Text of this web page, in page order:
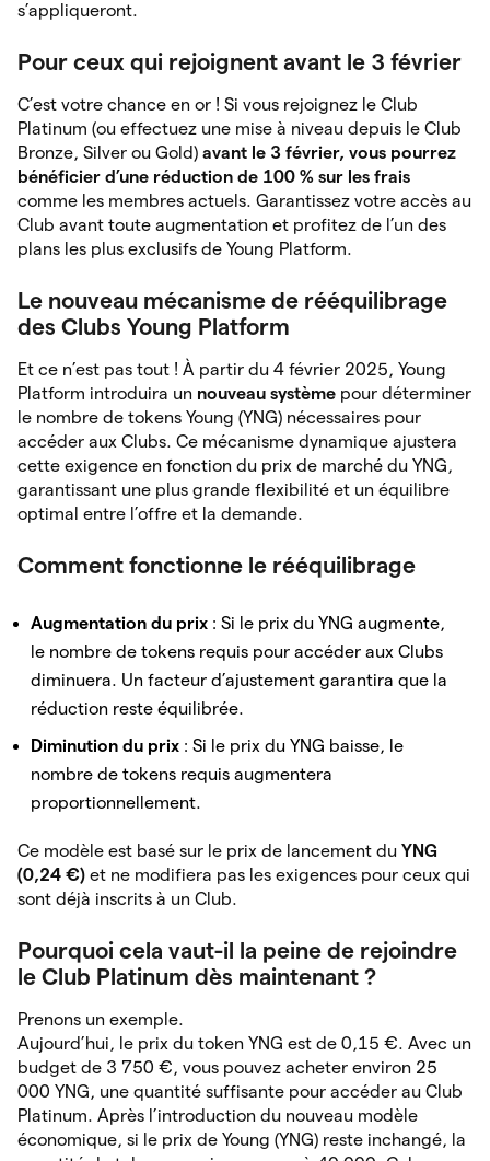
s’appliqueront.
Pour ceux qui rejoignent avant le 3 février
C’est votre chance en or ! Si vous rejoignez le Club
Platinum (ou effectuez une mise à niveau depuis le Club
Bronze, Silver ou Gold) avant le 3 février, vous pourrez
bénéficier d’une réduction de 100 % sur les frais
comme les membres actuels. Garantissez votre accès au
Club avant toute augmentation et profitez de l’un des
plans les plus exclusifs de Young Platform.
Le nouveau mécanisme de rééquilibrage
des Clubs Young Platform
Et ce n’est pas tout ! À partir du 4 février 2025, Young
Platform introduira un nouveau système pour déterminer
le nombre de tokens Young (YNG) nécessaires pour
accéder aux Clubs. Ce mécanisme dynamique ajustera
cette exigence en fonction du prix de marché du YNG,
garantissant une plus grande flexibilité et un équilibre
optimal entre l’offre et la demande.
Comment fonctionne le rééquilibrage
Augmentation du prix : Si le prix du YNG augmente,
le nombre de tokens requis pour accéder aux Clubs
diminuera. Un facteur d’ajustement garantira que la
réduction reste équilibrée.
Diminution du prix : Si le prix du YNG baisse, le
nombre de tokens requis augmentera
proportionnellement.
Ce modèle est basé sur le prix de lancement du YNG
(0,24 €) et ne modifiera pas les exigences pour ceux qui
sont déjà inscrits à un Club.
Pourquoi cela vaut-il la peine de rejoindre
le Club Platinum dès maintenant ?
Prenons un exemple.
Aujourd’hui, le prix du token YNG est de 0,15 €. Avec un
budget de 3 750 €, vous pouvez acheter environ 25
000 YNG, une quantité suffisante pour accéder au Club
Platinum. Après l’introduction du nouveau modèle
économique, si le prix de Young (YNG) reste inchangé, la